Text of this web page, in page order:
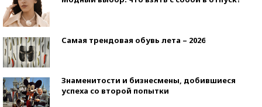
Самая трендовая обувь лета – 2026
Знаменитости и бизнесмены, добившиеся
успеха со второй попытки